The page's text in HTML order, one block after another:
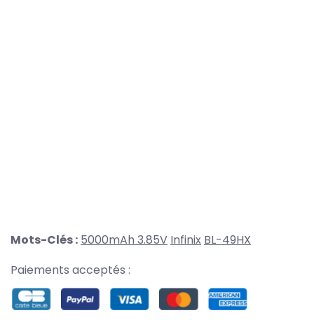
Mots-Clés : 5000mAh 3.85V Infinix BL-49HX
Paiements acceptés :